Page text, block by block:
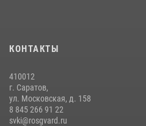
КОНТАКТЫ
410012
г. Саратов,
ул. Московская, д. 158
8 845 266 91 22
svki@rosgvard.ru